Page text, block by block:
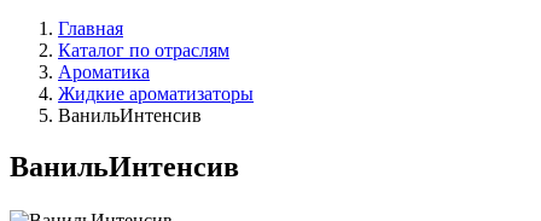
Главная
Каталог по отраслям
Ароматика
Жидкие ароматизаторы
ВанильИнтенсив
ВанильИнтенсив